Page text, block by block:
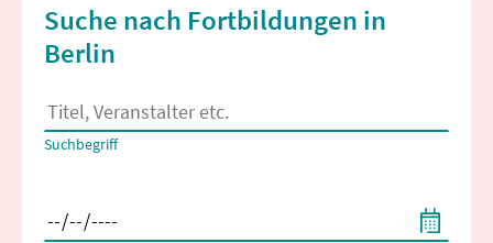
Suche nach Fortbildungen in
Berlin
Es erscheinen Suchvorschläge, wenn mindestens 2 Zeichen
Suchbegriff